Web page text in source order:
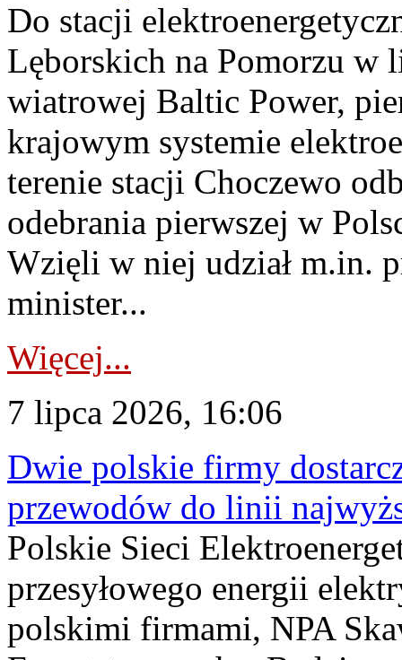
Do stacji
Lęborskich na Pomorzu w
wiatrowej Baltic Power,
krajowym systemie
terenie stacji Choczewo
odebrania pierwszej w
Wzięli w niej udział m.in.
minister...
Więcej...
7 lipca 2026, 16:06
Dwie polskie firmy
przewodów do linii
Polskie Sieci
przesyłowego energii
polskimi firmami, NPA